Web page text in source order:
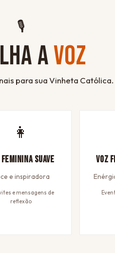
🎙
AVOZ
para sua Vinheta Católica.
👩
Suave
e inspiradora
e mensagens de
reflexão
Voz